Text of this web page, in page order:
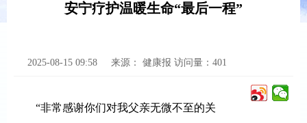
安宁疗护温暖生命“最后一程”
2025-08-15 09:58 来源： 健康报 访问量： 401
“非常感谢你们对我父亲无微不至的关